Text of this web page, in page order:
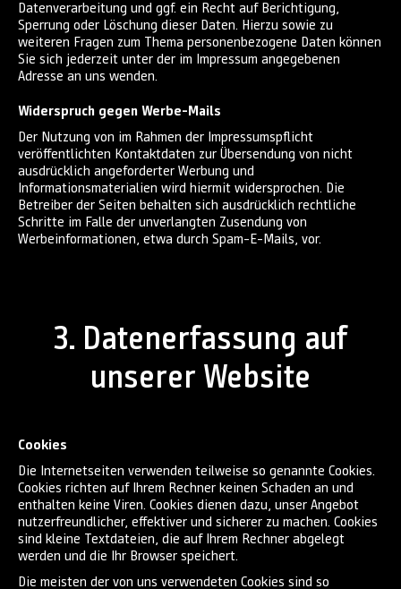
Datenverarbeitung und ggf. ein Recht auf Berichtigung,
Sperrung oder Löschung dieser Daten. Hierzu sowie zu
weiteren Fragen zum Thema personenbezogene Daten können
Sie sich jederzeit unter der im Impressum angegebenen
Adresse an uns wenden.
Widerspruch gegen Werbe-Mails
Der Nutzung von im Rahmen der Impressumspflicht
veröffentlichten Kontaktdaten zur Übersendung von nicht
ausdrücklich angeforderter Werbung und
Informationsmaterialien wird hiermit widersprochen. Die
Betreiber der Seiten behalten sich ausdrücklich rechtliche
Schritte im Falle der unverlangten Zusendung von
Werbeinformationen, etwa durch Spam-E-Mails, vor.
3. Datenerfassung auf
unserer Website
Cookies
Die Internetseiten verwenden teilweise so genannte Cookies.
Cookies richten auf Ihrem Rechner keinen Schaden an und
enthalten keine Viren. Cookies dienen dazu, unser Angebot
nutzerfreundlicher, effektiver und sicherer zu machen. Cookies
sind kleine Textdateien, die auf Ihrem Rechner abgelegt
werden und die Ihr Browser speichert.
Die meisten der von uns verwendeten Cookies sind so